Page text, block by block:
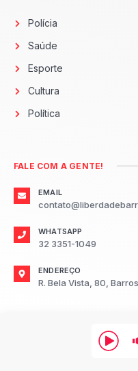
Polícia
Saúde
Esporte
Cultura
Política
FALE COM A GENTE!
EMAIL
WHATSAPP
32 3351-1049
ENDEREÇO
R. Bela Vista, 80,
2026
Todos os